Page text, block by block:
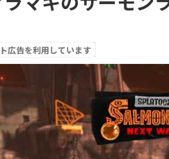
広告を利用しています